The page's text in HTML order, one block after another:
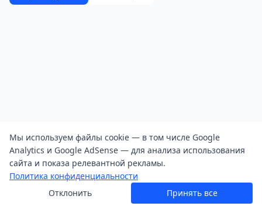
Мы используем файлы cookie — в том числе Google
Analytics и Google AdSense — для анализа использования
сайта и показа релевантной рекламы.
Политика конфиденциальности
Отклонить
Принять все